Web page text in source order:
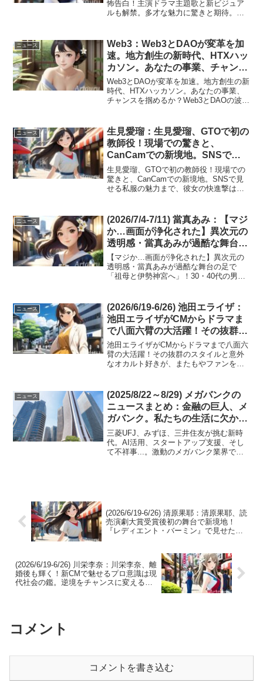
と期待。
怖告白！主演ドラマ主題歌と新ビジュア
ルも解禁。多才な魅力に驚きと期待。吉
では衝撃の舞台裏エピソードを披露し、
ファンを驚かせたかと思...
ニュース
Web3：Web3とDAOが変革を加
速。地方創生の新時代、HTXハッ
カソン。あなたの事業、チャンス
を掴めるか？(2026/7/25-8/1)
Web3とDAOが変革を加速。地方創生の新
時代、HTXハッカソン。あなたの事業、
チャンスを掴めるか？Web3とDAOの波
す。単なるバズワードではない、具体的
な社会実装...
ニュース
生見愛瑠：生見愛瑠、GTOで初の
教師役！現場での驚きと、
CanCamでの新境地。SNSで見
せる私服の魅力まで、彼女の快進
撃は止まらない。30代・40代男
性も注目すべきその理由とは？
生見愛瑠、GTOで初の教師役！現場での
驚きと、CanCamでの新境地。SNSで見
せる私服の魅力まで、彼女の快進撃は止
初の教師役に挑戦し、その演技力と存在
感で視聴...
ニュース
(2026/7/4-7/11) 當真あみ：【マジ
か…画面が浄化された】異次元の
透明感・當真あみが過酷な舞台の
足で「祖母と伊勢神宮へ」！30・
40代の男たちがガチで感動した、
多忙を極める10代が見せた
【マジか…画面が浄化された】異次元の
透明感・當真あみが過酷な舞台の足で
「祖母と伊勢神宮へ」！30・40代の男た
手実力派女優として注目を集める當真あ
みさんが、舞台...
ニュース
(2026/6/19-6/26) 池田エライザ：
池田エライザがCMからドラマま
で八面六臂の大活躍！その抜群の
スタイルと意外なオカルト好き
が、またもやファンを釘付けに。
池田エライザがCMからドラマまで八面六
臂の大活躍！その抜群のスタイルと意外
なオカルト好きが、またもやファンを釘
んの活躍が止まりません。CM、ドラマ、
ファッションと、そ...
ニュース
(2025/8/22～8/29) メガバンクの
ニュースまとめ：金融の巨人、メ
ガバンク。私たちの生活に欠かせ
ない存在ですが、その姿は大きく
変わりつつ
三菱UFJ、みずほ、三井住友が挑む新時
代。AI活用、スタートアップ支援、そし
て不祥事...。激動のメガバンク業界で今
(2026/6/19-6/26) 清原果耶：清原果耶、読
売演劇大賞受賞後初の舞台で新境地！
『レディエント・バーミン』で見せた、
(2026/6/19-6/26) 川栄李奈：川栄李奈、離
婚後も輝く！新CMで魅せるプロ意識は現
代社会の鑑。逆境をチャンスに変える彼
コメント
コメントを書き込む